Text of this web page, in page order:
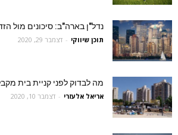
נדל"ן בארה"ב: סיכונים מול
תוכן שיווקי - דצמבר 29, 2020
מה לבדוק לפני קניית בית
אריאל אלעזרי - דצמבר 10, 2020